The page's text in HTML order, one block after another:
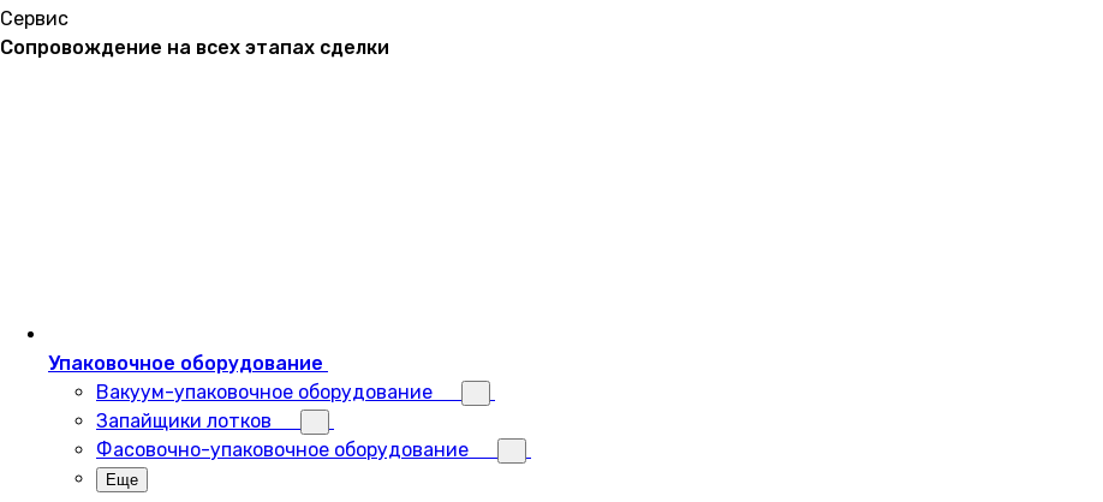
Сервис
Сопровождение на всех этапах сделки
Упаковочное оборудование
Вакуум-упаковочное оборудование
Запайщики лотков
Фасовочно-упаковочное оборудование
Еще